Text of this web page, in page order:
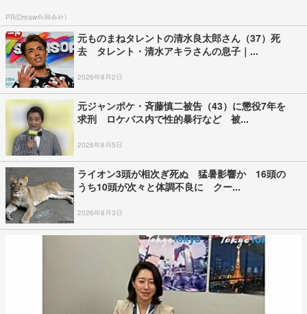
PR(Dreaw合同会社)
元ものまねタレントの清水良太郎さん（37）死
去 タレント・清水アキラさんの息子｜...
2026年8月2日
元ジャンポケ・斉藤慎二被告（43）に懲役7年を
求刑 ロケバス内で性的暴行など 被...
2026年8月5日
ライオン3頭が相次ぎ死ぬ 猛暑影響か 16頭の
うち10頭が次々と体調不良に クー...
2026年8月3日